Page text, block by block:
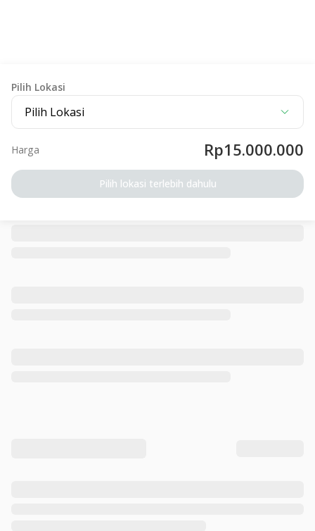
Pilih Lokasi
Pilih Lokasi
Harga Rp15.000.000
Pilih lokasi terlebih dahulu